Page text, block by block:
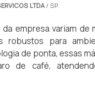
LTDA/ SP
empresa variam de
robustos para
de ponta, essas
de café,